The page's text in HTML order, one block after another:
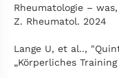
Rheumatologie –
Z. Rheumatol. 2024
Lange U, et al..,
„Körperliches